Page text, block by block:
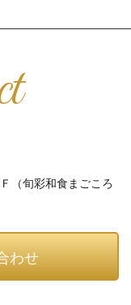
（旬彩和食まごころ
わせ